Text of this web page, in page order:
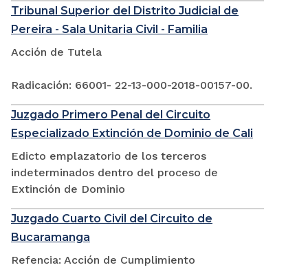
Tribunal Superior del Distrito Judicial de
Pereira - Sala Unitaria Civil - Familia
Acción de Tutela
Radicación: 66001- 22-13-000-2018-00157-00.
Juzgado Primero Penal del Circuito
Especializado Extinción de Dominio de Cali
Edicto emplazatorio de los terceros
indeterminados dentro del proceso de
Extinción de Dominio
Juzgado Cuarto Civil del Circuito de
Bucaramanga
Refencia: Acción de Cumplimiento